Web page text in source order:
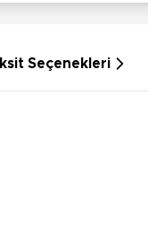
Araç Gereçleri
Seçenekleri